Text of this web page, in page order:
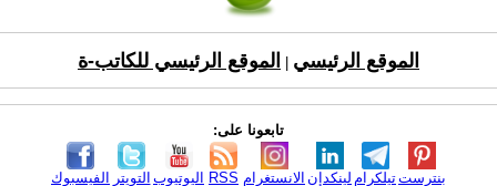
الموقع الرئيسي الموقع الرئيسي للكاتب-ة
تابعونا على:
الفيسبوك التويتر اليوتيوب RSS الانستغرام لينكدإن تيلكرامبنترست